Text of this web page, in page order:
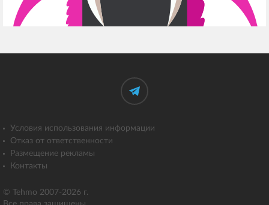
© Tehmo 2007-2026 г.
Условия использования информации
Отказ от ответственности
Размещение рекламы
Контакты